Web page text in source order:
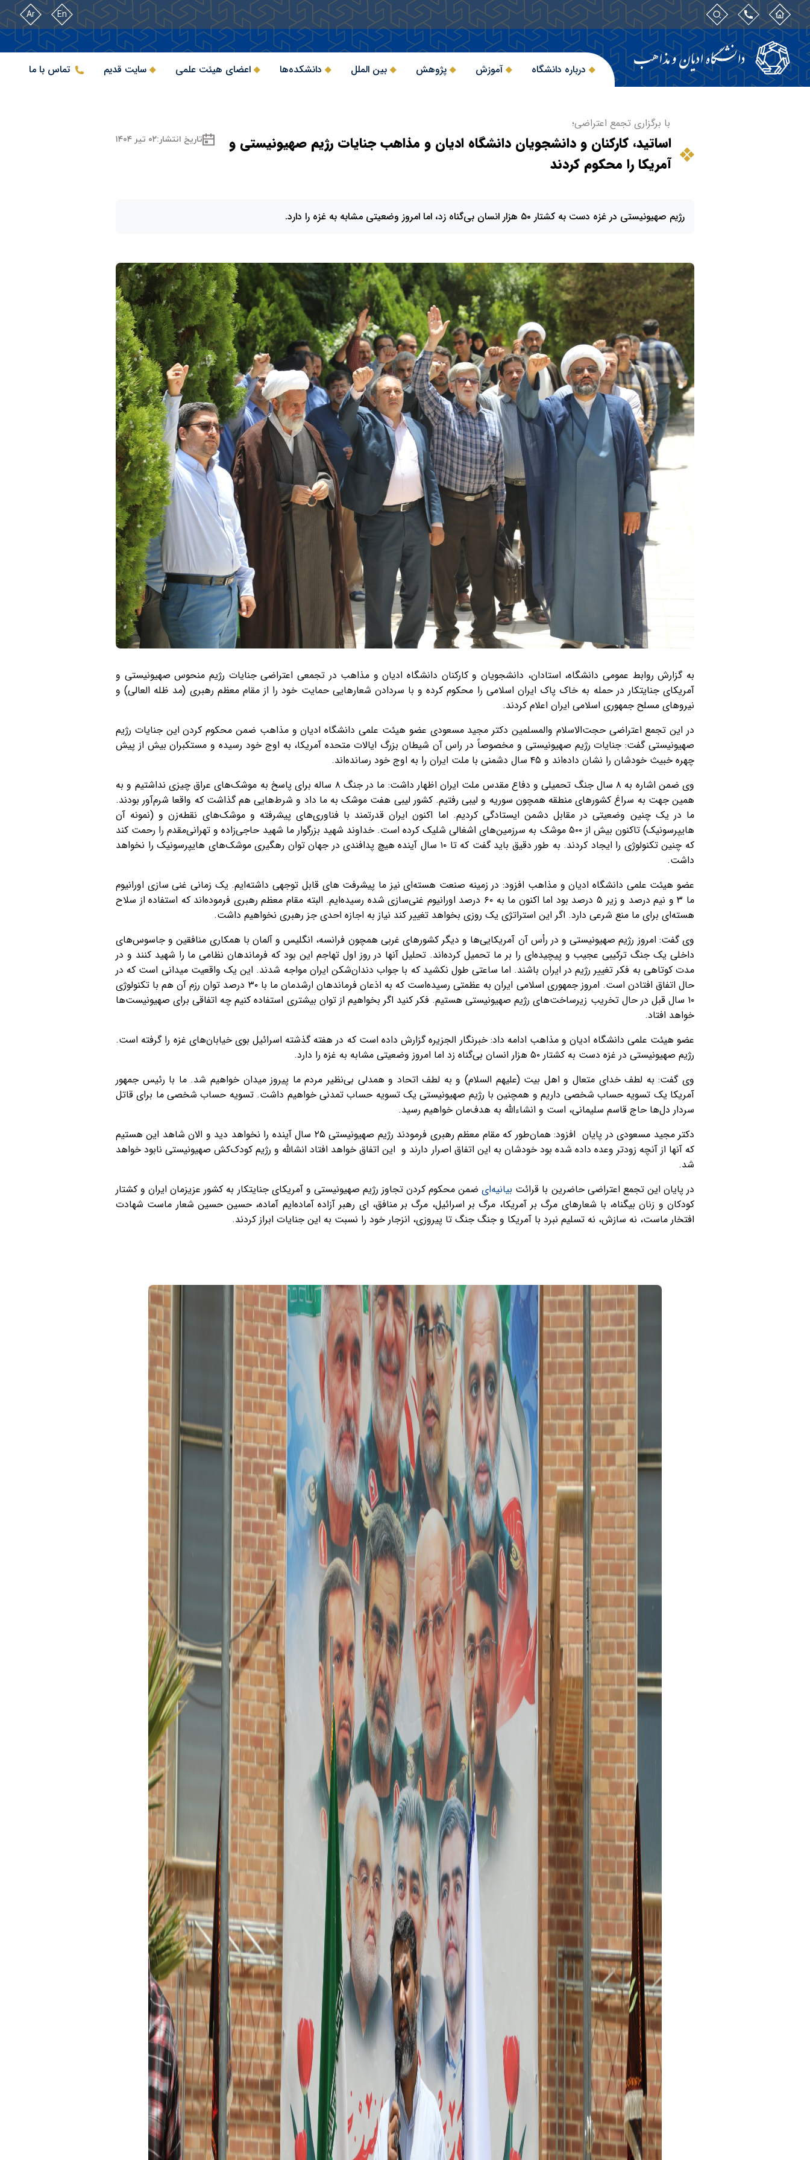
En
Ar
درباره دانشگاه آموزش پژوهش بین الملل دانشکده‌ها اعضای هیئت علمی سایت قدیم تماس با ما
با برگزاری تجمع اعتراضی؛
اساتید، کارکنان و دانشجویان دانشگاه ادیان و مذاهب جنایات رژیم صهیونیستی و
آمریکا را محکوم کردند
تاریخ انتشار:۰۲ تیر ۱۴۰۴
رژیم صهیونیستی در غزه دست به کشتار ۵۰ هزار انسان بی‌گناه زد، اما امروز وضعیتی مشابه به غزه را دارد.
به گزارش روابط عمومی دانشگاه، استادان، دانشجویان و کارکنان دانشگاه ادیان و مذاهب در تجمعی اعتراضی جنایات رژیم منحوس صهیونیستی و
آمریکای جنایتکار در حمله به خاک پاک ایران اسلامی را محکوم کرده و با سردادن شعارهایی حمایت خود را از مقام معظم رهبری (مد ظله العالی) و
نیروهای مسلح جمهوری اسلامی ایران اعلام کردند.
در این تجمع اعتراضی حجت‌الاسلام والمسلمین دکتر مجید مسعودی عضو هیئت علمی دانشگاه ادیان و مذاهب ضمن محکوم کردن این جنایات رژیم
صهیونیستی گفت: جنایات رژیم صهیونیستی و مخصوصاً در راس آن شیطان بزرگ ایالات متحده آمریکا، به اوج خود رسیده و مستکبران بیش از پیش
چهره خبیث خودشان را نشان داده‌اند و ۴۵ سال دشمنی با ملت ایران را به اوج خود رسانده‌اند.
وی ضمن اشاره به ۸ سال جنگ تحمیلی و دفاع مقدس ملت ایران اظهار داشت: ما در جنگ ۸ ساله برای پاسخ به موشک‌های عراق چیزی نداشتیم و به
همین جهت به سراغ کشورهای منطقه همچون سوریه و لیبی رفتیم. کشور لیبی هفت موشک به ما داد و شرط‌هایی هم گذاشت که واقعا شرم‌آور بودند.
ما در یک چنین وضعیتی در مقابل دشمن ایستادگی کردیم. اما اکنون ایران قدرتمند با فناوری‌های پیشرفته و موشک‌های نقطه‌زن و (نمونه آن
هایپرسونیک) تاکنون بیش از ۵۰۰ موشک به سرزمین‌های اشغالی شلیک کرده‌ است. خداوند شهید بزرگوار ما شهید حاجی‌زاده و تهرانی‌مقدم را رحمت کند
که چنین تکنولوژی را ایجاد کردند. به طور دقیق باید گفت که تا ۱۰ سال آینده هیچ پدافندی در جهان توان رهگیری موشک‌های هایپرسونیک را نخواهد
داشت.
عضو هیئت علمی دانشگاه ادیان و مذاهب افزود: در زمینه صنعت هسته‌ای نیز ما پیشرفت های قابل توجهی داشته‌ایم. یک زمانی غنی سازی اورانیوم
ما ۳ و نیم درصد و زیر ۵ درصد بود اما اکنون ما به ۶۰ درصد اورانیوم غنی‌سازی شده رسیده‌ایم. البته مقام معظم رهبری فرموده‌اند که استفاده از سلاح
هسته‌ای برای ما منع شرعی دارد. اگر این استراتژی یک روزی بخواهد تغییر کند نیاز به اجازه احدی جز رهبری نخواهیم داشت.
وی گفت: امروز رژیم صهیونیستی و در رأس آن آمریکایی‌ها و دیگر کشورهای غربی همچون فرانسه، انگلیس و آلمان با همکاری منافقین و جاسوس‌های
داخلی یک جنگ ترکیبی عجیب و پیچیده‌ای را بر ما تحمیل کرده‌اند. تحلیل آنها در روز اول تهاجم این بود که فرماندهان نظامی ما را شهید کنند و در
مدت کوتاهی به فکر تغییر رژیم در ایران باشند. اما ساعتی طول نکشید که با جواب دندان‌شکن ایران مواجه شدند. این یک واقعیت میدانی است که در
حال اتفاق افتادن است. امروز جمهوری اسلامی ایران به عظمتی رسیده‌است که به اذعان فرماندهان ارشدمان ما با ۳۰ درصد توان رزم آن هم با تکنولوژی
۱۰ سال قبل در حال تخریب زیرساخت‌های رژیم صهیونیستی هستیم. فکر کنید اگر بخواهیم از توان بیشتری استفاده کنیم چه اتفاقی برای صهیونیست‌ها
خواهد افتاد.
عضو هیئت علمی دانشگاه ادیان و مذاهب ادامه داد: خبرنگار الجزیره گزارش داده است که در هفته گذشته اسرائیل بوی خیابان‌های غزه را گرفته است.
رژیم صهیونیستی در غزه دست به کشتار ۵۰ هزار انسان بی‌گناه زد اما امروز وضعیتی مشابه به غزه را دارد.
وی گفت: به لطف خدای متعال و اهل بیت (علیهم السلام) و به لطف اتحاد و همدلی بی‌نظیر مردم ما پیروز میدان خواهیم شد. ما با رئیس جمهور
آمریکا یک تسویه حساب شخصی داریم و همچنین با رژیم صهیونیستی یک تسویه حساب تمدنی خواهیم داشت. تسویه حساب شخصی ما برای قاتل
سردار دل‌ها حاج قاسم سلیمانی، است و انشاءالله به هدف‌مان خواهیم رسید.
دکتر مجید مسعودی در پایان افزود: همان‌طور که مقام معظم رهبری فرمودند رژیم صهیونیستی ۲۵ سال آینده را نخواهد دید و الان شاهد این هستیم
که آنها از آنچه زودتر وعده داده شده بود خودشان به این اتفاق اصرار دارند و این اتفاق خواهد افتاد انشالله و رژیم کودک‌کش صهیونیستی نابود خواهد
شد.
در پایان این تجمع اعتراضی حاضرین با قرائت بیانیه‌ایضمن محکوم کردن تجاوز رژیم صهیونیستی و آمریکای جنایتکار به کشور عزیزمان ایران و کشتار
کودکان و زنان‌ بیگناه، با شعارهای مرگ بر آمریکا، مرگ بر اسرائیل، مرگ بر منافق، ای رهبر آزاده آماده‌ایم آماده، حسین حسین شعار ماست شهادت
افتخار ماست، نه سازش، نه تسلیم نبرد با آمریکا و جنگ جنگ تا پیروزی، انزجار خود را نسبت به این جنایات ابراز کردند.